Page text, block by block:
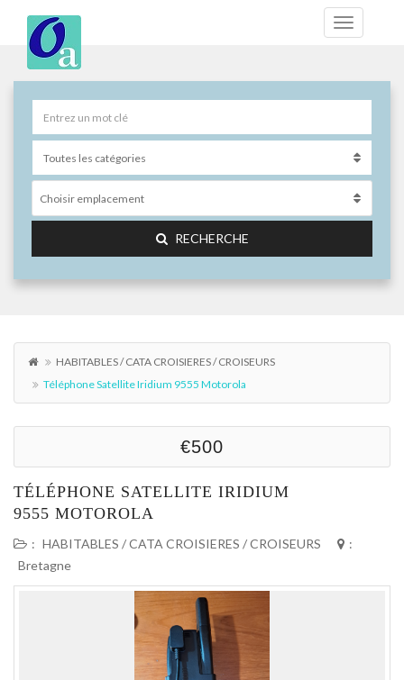
Choisir emplacement
RECHERCHE
HABITABLES / CATA CROISIERES / CROISEURS
Téléphone Satellite Iridium 9555 Motorola
€500
TÉLÉPHONE SATELLITE IRIDIUM
9555 MOTOROLA
: HABITABLES / CATA CROISIERES / CROISEURS
:
Bretagne